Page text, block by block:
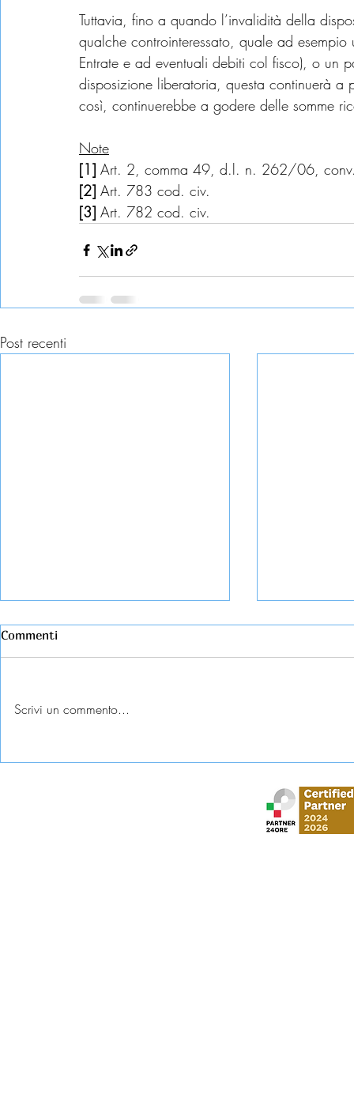
Tuttavia, fino a quando l’invalidità della
qualche controinteressato, quale ad
Entrate e ad eventuali debiti col fisco), o un
disposizione liberatoria, questa continuerà
così, continuerebbe a godere delle somme
Note
[1] Art. 2, comma 49, d.l. n. 262/06,
[2] Art. 783 cod. civ.
[3] Art. 782 cod. civ.
Post recenti
Commenti
Scrivi un commento...